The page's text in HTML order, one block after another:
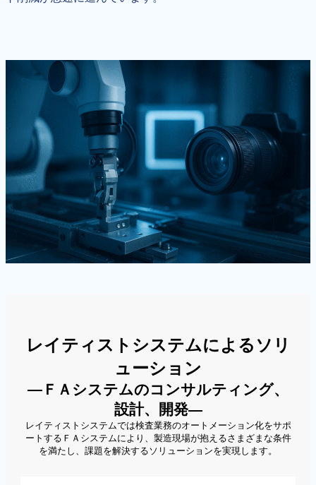
レイティストシステムによるソリ
ューション
―ＦＡシステムのコンサルティング、
設計、開発―
レイティストシステムでは検査業務のオートメーション化をサポ
ートするＦＡシステムにより、製造現場が抱えるさまざまな条件
を満たし、課題を解決するソリューションを実現します。